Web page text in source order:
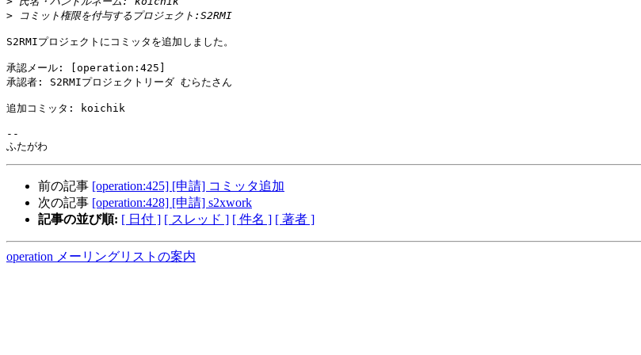
>
S2RMIプロジェクトにコミッタを追加しました。
承認メール: [operation:425]
承認者: S2RMIプロジェクトリーダ むらたさん
追加コミッタ: koichik
--
前の記事 [operation:425] [申請] コミッタ追加
次の記事 [operation:428] [申請] s2xwork
記事の並び順: [ 日付 ] [ スレッド ] [ 件名 ] [ 著者 ]
operation メーリングリストの案内